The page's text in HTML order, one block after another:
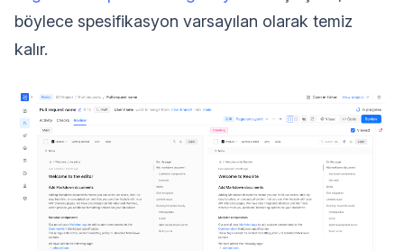
böylece spesifikasyon varsayılan olarak temiz
kalır.